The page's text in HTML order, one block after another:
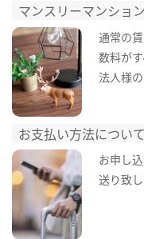
マンスリーマンショ
通常の
数料が
法人様
お支払い方法について
お申し
送り致し